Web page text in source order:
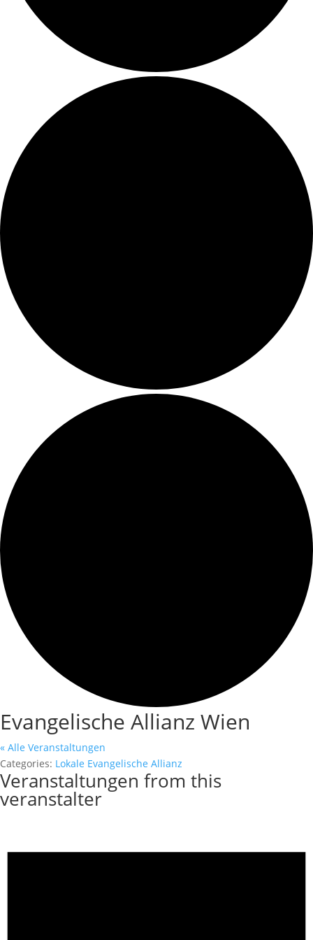
Evangelische Allianz Wien
« Alle Veranstaltungen
Categories: Lokale Evangelische Allianz
Veranstaltungen from this
veranstalter